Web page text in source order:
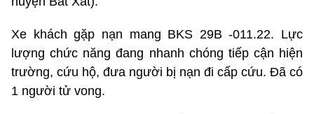
Xe khách gặp nạn mang BKS 29B -011.22. Lực
lượng chức năng đang nhanh chóng tiếp cận hiện
trường, cứu hộ, đưa người bị nạn đi cấp cứu. Đã có
1 người tử vong.